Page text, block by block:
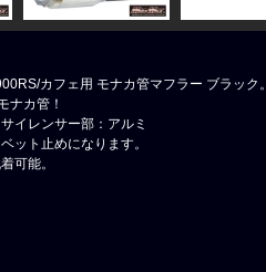
カフェ用 モナカ管マフラー ブラック。
ナカ管！
イレンサー部：アルミ
ット止めになります。
可能。